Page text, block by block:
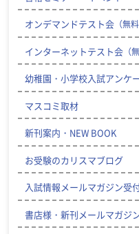
オンデマンドテスト会 （無料
インターネットテスト会 （
幼稚園・小学校入試アンケ
マスコミ取材
新刊案内・NEW BOOK
お受験のカリスマブログ
入試情報メールマガジン受
書店様・新刊メールマガジ